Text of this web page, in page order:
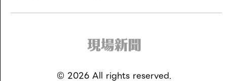
© 2026All rights reserved.